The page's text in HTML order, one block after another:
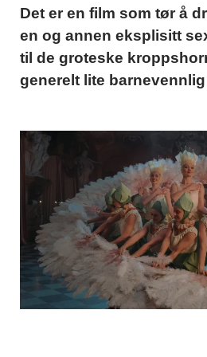
Det er en film som tør å
en og annen eksplisitt
til de groteske
generelt lite